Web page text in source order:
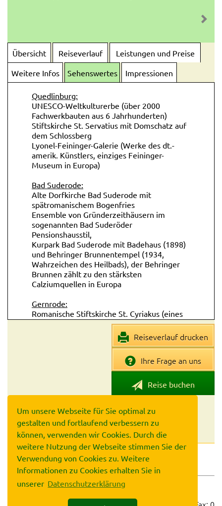
Um unsere Webseite für Sie optimal zu
gestalten und fortlaufend verbessern zu
können, verwenden wir Cookies. Durch die
weitere Nutzung der Webseite stimmen Sie der
Verwendung von Cookies zu. Weitere
Informationen zu Cookies erhalten Sie in
unserer Datenschutzerklärung
Übersicht Reiseverlauf
Leistungen und Preise
Weitere Infos
Sehenswertes Impressionen
Quedlinburg:
UNESCO-Weltkulturerbe (über 2000
Fachwerkbauten aus 6 Jahrhunderten)
Stiftskirche St. Servatius mit Domschatz auf
dem Schlossberg
Lyonel-Feininger-Galerie (Werke des dt.-
amerik. Künstlers, einziges Feininger-
Museum in Europa)
Bad Suderode:
Alte Dorfkirche Bad Suderode mit
spätromanischem Bogenfries
Ensemble von Gründerzeithäusern im
sogenannten Bad Suderöder
Pensionshausstil,
Kurpark Bad Suderode mit Badehaus (1898)
und Behringer Brunnentempel (1934,
Wahrzeichen des Heilbads), der Behringer
Brunnen zählt zu den stärksten
Calziumquellen in Europa
Gernrode:
Romanische Stiftskirche St. Cyriakus (eines
der bedeutendsten ottonischen
Architekturdenkmale in Deutschland,
erstmalig erwähnt 961 / im Jahre 1521
wurde die Kirche, als eine der weltweit
ersten, protestantisch / ältestes erhaltenes
Heiliges Grab in Deutschland)
Rieder:
Garten des frühen 20. Jahrhunderts mit
einer 100 Meter langen, terrassierten
Wasserkaskade als Hauptachse)
Ballenstedt:
Schloß Ballenstedt (barocker dreiflügeliger
Bau, Grabstätte Albrecht des Bären)
Landschaftspark, angelegt in der 2. Hälfte
Reiseverlauf drucken
Ihre Frage an uns
Reise buchen
AGB Impressum Datenschutz
©2007-2026 Wandern im Harz • Sieben Linden